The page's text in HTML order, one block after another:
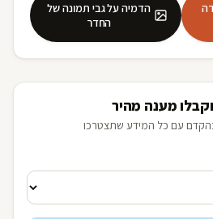
הדמיה על גבי תמונה של
החדר
מענה מהיר
עם כל המידע שתצטרכו